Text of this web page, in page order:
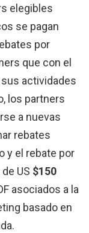
elegibles
se pagan
por
que con el
actividades
los partners
a nuevas
rebates
y el rebate por
US $150
asociados a la
basado en